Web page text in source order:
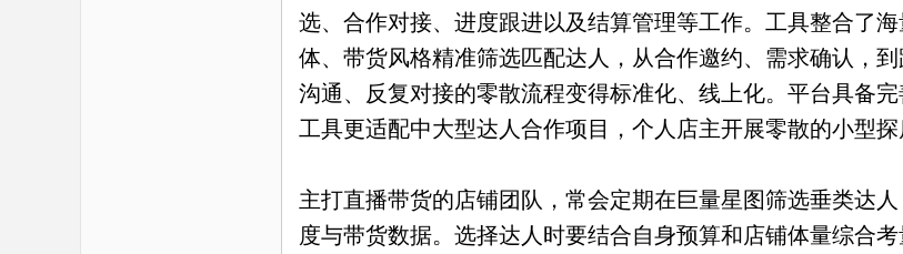
选、合作对接、进度跟进以及结算管理等工作。工具整合了
体、带货风格精准筛选匹配达人，从合作邀约、需求确认，
沟通、反复对接的零散流程变得标准化、线上化。平台具备
工具更适配中大型达人合作项目，个人店主开展零散的小型
主打直播带货的店铺团队，常会定期在巨量星图筛选垂类达
度与带货数据。选择达人时要结合自身预算和店铺体量综合